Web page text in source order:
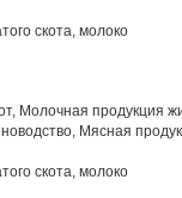
скота, молоко
Молочная продукция
Мясная
скота, молоко